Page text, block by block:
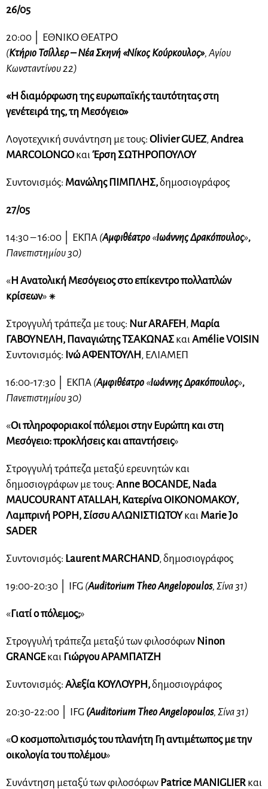
26/05
20:00 │ ΕΘΝΙΚΟ ΘΕΑΤΡΟ
(Κτήριο Τσίλλερ – Νέα Σκηνή «Νίκος Κούρκουλος», Αγίου
Κωνσταντίνου 22)
«Η διαμόρφωση της ευρωπαϊκής ταυτότητας στη
γενέτειρά της, τη Μεσόγειο»
Λογοτεχνική συνάντηση με τους: Olivier GUEZ,Andrea
MARCOLONGOκαι Έρση ΣΩΤΗΡΟΠΟΥΛΟΥ
Συντονισμός: Μανώλης ΠΙΜΠΛΗΣ,δημοσιογράφος
27/05
14:30 – 16:00 │ ΕΚΠΑ (Αμφιθέατρο «Ιωάννης Δρακόπουλος»,
Πανεπιστημίου 30)
«Η Ανατολική Μεσόγειος στο επίκεντρο πολλαπλών
κρίσεων» ⁕
Στρογγυλή τράπεζα με τους: Nur ARAFEH, Μαρία
ΓΑΒΟΥΝΕΛΗ, Παναγιώτης ΤΣΑΚΩΝΑΣ και Amélie VOISIN
Συντονισμός: Iνώ ΑΦΕΝΤΟΥΛΗ, ΕΛΙΑΜΕΠ
16:00-17:30 │ ΕΚΠΑ (Αμφιθέατρο «Ιωάννης Δρακόπουλος»,
Πανεπιστημίου 30)
«Οι πληροφοριακοί πόλεμοι στην Ευρώπη και στη
Μεσόγειο: προκλήσεις και απαντήσεις»
Στρογγυλή τράπεζα μεταξύ ερευνητών και
δημοσιογράφων με τους: Anne BOCANDE, Nada
MAUCOURANT ATALLAH, Κατερίνα ΟΙΚΟΝΟΜΑΚΟΥ,
Λαμπρινή ΡΟΡΗ, Σίσσυ ΑΛΩΝΙΣΤΙΩΤΟΥκαι Marie Jo
SADER
Συντονισμός: Laurent MARCHAND, δημοσιογράφος
19:00-20:30 IFG (Auditorium Theo Angelopoulos, Σίνα 31)
«Γιατί ο πόλεμος;»
Στρογγυλή τράπεζα μεταξύ των φιλοσόφων Ninon
GRANGEκαι Γιώργου ΑΡΑΜΠΑΤΖΗ
Συντονισμός: Αλεξία ΚΟΥΛΟΥΡΗ,δημοσιογράφος
20:30-22:00 IFG (Auditorium Theo Angelopoulos, Σίνα 31)
«Ο κοσμοπολιτισμός του πλανήτη Γη αντιμέτωπος με την
οικολογία του πολέμου»
Συνάντηση μεταξύ των φιλοσόφων Patrice MANIGLIER και